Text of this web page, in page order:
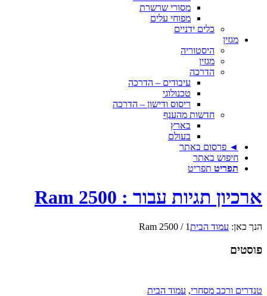
מסורי שרשרת
מפוחי עלים
כלים ידניים
מגזין
היסטוריה
מגזין
הדרכה
עיבודים – הדרכה
טכנולוגי
ריסוס ודישון – הדרכה
חדשות מהענף
בארץ
בעולם
◄ פרסום באתר
חיפוש באתר
תפריט תפריט
ארכיון תגיות עבור : Ram 2500
הנך כאן: עמוד הבית1
/
Ram 2500
פוסטים
טנדרים ורכב מסחרי, עמוד הבית